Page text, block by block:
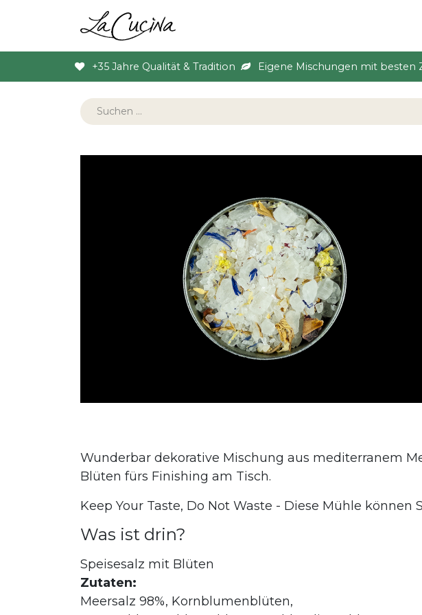
+35 Jahre Qualität & Tradition Eigene Mischungen mit besten
Wunderbar dekorative Mischung aus mediterranem
Blüten fürs Finishing am Tisch.
Keep Your Taste, Do Not Waste - Diese Mühle können
Was ist drin?
Speisesalz mit Blüten
Zutaten:
Meersalz 98%, Kornblumenblüten,